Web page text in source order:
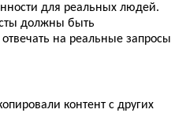
для реальных людей.
должны быть
на реальные запросы
контент с других